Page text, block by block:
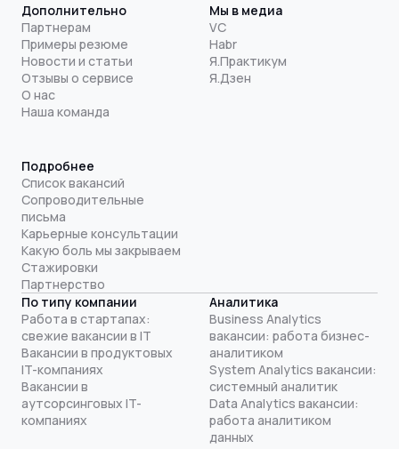
Дополнительно
Партнерам
Примеры резюме
Новости и статьи
Отзывы о сервисе
О нас
Наша команда
Мы в медиа
VC
Habr
Я.Практикум
Я.Дзен
Подробнее
Список вакансий
Сопроводительные
письма
Карьерные консультации
Какую боль мы закрываем
Стажировки
Партнерство
По типу компании
Работа в стартапах:
свежие вакансии в IT
Вакансии в продуктовых
IT-компаниях
Вакансии в
аутсорсинговых IT-
компаниях
Аналитика
Business Analytics
вакансии: работа бизнес-
аналитиком
System Analytics вакансии:
системный аналитик
Data Analytics вакансии:
работа аналитиком
данных